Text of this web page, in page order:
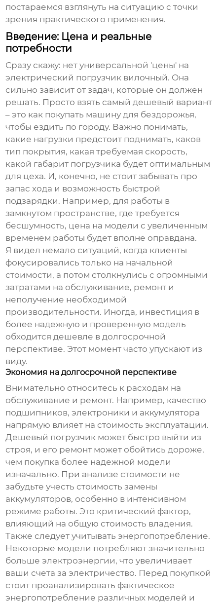
постараемся взглянуть на ситуацию с точки
зрения практического применения.
Введение: Цена и реальные
потребности
Сразу скажу: нет универсальной 'цены' на
электрический погрузчик вилочный. Она
сильно зависит от задач, которые он должен
решать. Просто взять самый дешевый вариант
– это как покупать машину для бездорожья,
чтобы ездить по городу. Важно понимать,
какие нагрузки предстоит поднимать, каков
тип покрытия, какая требуемая скорость,
какой габарит погрузчика будет оптимальным
для цеха. И, конечно, не стоит забывать про
запас хода и возможность быстрой
подзарядки. Например, для работы в
замкнутом пространстве, где требуется
бесшумность, цена на модели с увеличенным
временем работы будет вполне оправдана.
Я видел немало ситуаций, когда клиенты
фокусировались только на начальной
стоимости, а потом столкнулись с огромными
затратами на обслуживание, ремонт и
неполучение необходимой
производительности. Иногда, инвестиция в
более надежную и проверенную модель
обходится дешевле в долгосрочной
перспективе. Этот момент часто упускают из
виду.
Экономия на долгосрочной перспективе
Внимательно относитесь к расходам на
обслуживание и ремонт. Например, качество
подшипников, электроники и аккумулятора
напрямую влияет на стоимость эксплуатации.
Дешевый погрузчик может быстро выйти из
строя, и его ремонт может обойтись дороже,
чем покупка более надежной модели
изначально. При анализе стоимости не
забудьте учесть стоимость замены
аккумуляторов, особенно в интенсивном
режиме работы. Это критический фактор,
влияющий на общую стоимость владения.
Также следует учитывать энергопотребление.
Некоторые модели потребляют значительно
больше электроэнергии, что увеличивает
ваши счета за электричество. Перед покупкой
стоит проанализировать фактическое
энергопотребление различных моделей и